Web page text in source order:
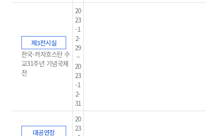
제3전시실
한국-카자흐스탄 수
교31주년 기념국제
전
20
23
-1
2-
29
~
20
23
-1
2-
31
대공연장
20
23